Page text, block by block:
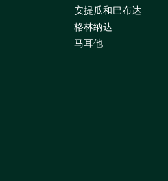
安提瓜和巴布达
格林纳达
马耳他